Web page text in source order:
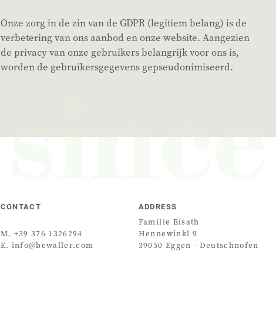
Onze zorg in de zin van de GDPR (legitiem belang) is de
verbetering van ons aanbod en onze website. Aangezien
de privacy van onze gebruikers belangrijk voor ons is,
worden de gebruikersgegevens gepseudonimiseerd.
CONTACT
M. +39 376 1326294
E. info@bewaller.com
ADDRESS
Familie Eisath
Hennewinkl 9
39050 Eggen - Deutschnofen